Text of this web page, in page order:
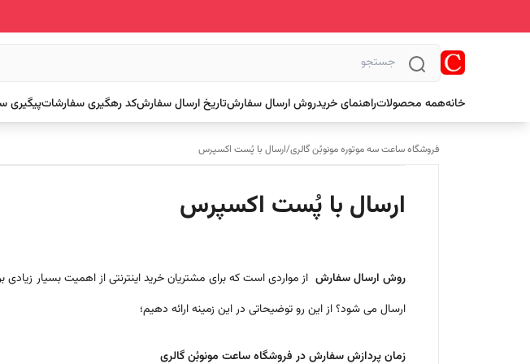
خانههمه محصولاتراهنمای خریدروش ارسال سفارشتاریخ ارسال سفارشکد رهگیری سفارشاتپیگیری
فروشگاه ساعت سه موتوره مونوبُن گالری/ارسال با پُست اکسپرس
ارسال با پُست اکسپرس
روش ارسال سفارش از مواردی است که برای مشتریان خرید اینترنتی از اهمیت بسیار
ارسال می شود؟ از این رو توضیحاتی در این زمینه ارائه دهیم؛
زمان پردازش سفارش در فروشگاه ساعت مونوبُن گالری